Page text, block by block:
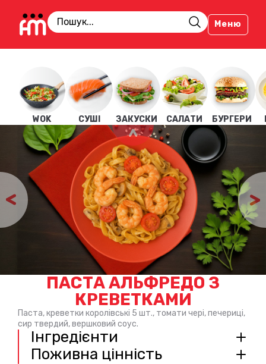
Меню
WOK СУШІ ЗАКУСКИ САЛАТИ БУРГЕРИ
ПАСТА АЛЬФРЕДО З
КРЕВЕТКАМИ
Паста, креветки королівські 5 шт., томати чері, печериці,
сир твердий, вершковий соус.
Інгредієнти
Поживна цінність